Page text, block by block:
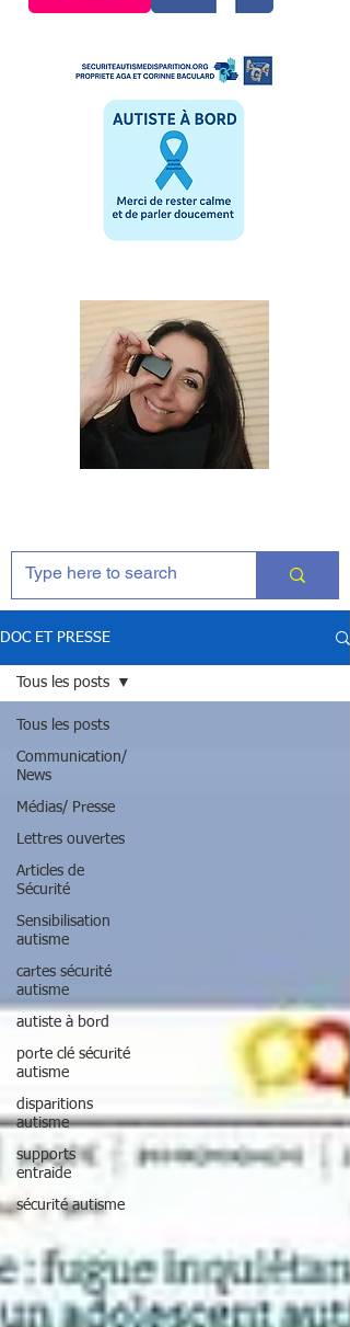
DOC ET PRESSE
Tous les posts
Communication/
News
Médias/ Presse
Lettres ouvertes
Articles de
Sécurité
Sensibilisation
autisme
cartes sécurité
autisme
autiste à bord
porte clé sécurité
autisme
disparitions
autisme
supports
entraide
sécurité autisme
Tous les posts